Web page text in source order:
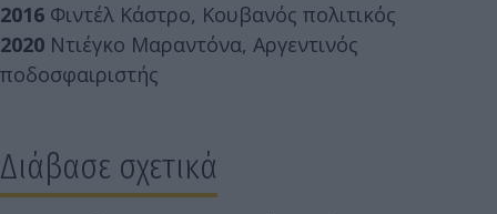
2016 Φιντέλ Κάστρο, Κουβανός πολιτικός
2020 Ντιέγκο Μαραντόνα, Αργεντινός
ποδοσφαιριστής
Διάβασε σχετικά